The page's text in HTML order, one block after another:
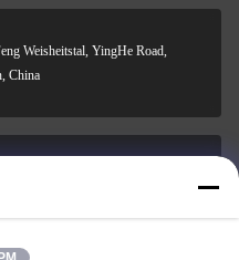
Weisheitstal, YingHe Road,
China